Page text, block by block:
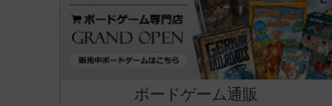
ボードゲーム通販